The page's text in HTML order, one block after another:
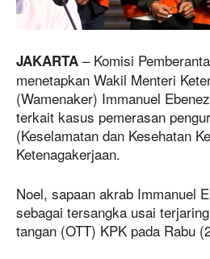
JAKARTA – Komisi
menetapkan Wakil Menteri
(Wamenaker) Immanuel
terkait kasus pemerasan
(Keselamatan dan Kesehatan
Ketenagakerjaan.
Noel, sapaan akrab Immanuel
sebagai tersangka usai
tangan (OTT) KPK pada Rabu